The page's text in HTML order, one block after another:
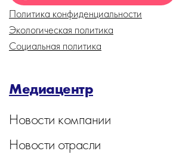
Политика конфиденциальности
Экологическая политика
Социальная политика
Медиацентр
Новости компании
Новости отрасли